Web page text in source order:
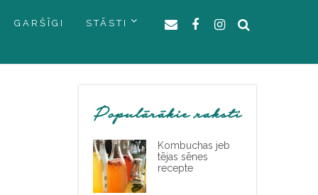
GARŠĪGI STĀSTI
Populārākie raksti
Kombuchas jeb
tējas sēnes
recepte